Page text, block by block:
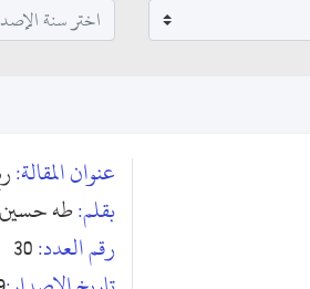
عنوان المقالة:
بقلم:طه حسين
رقم العدد:30